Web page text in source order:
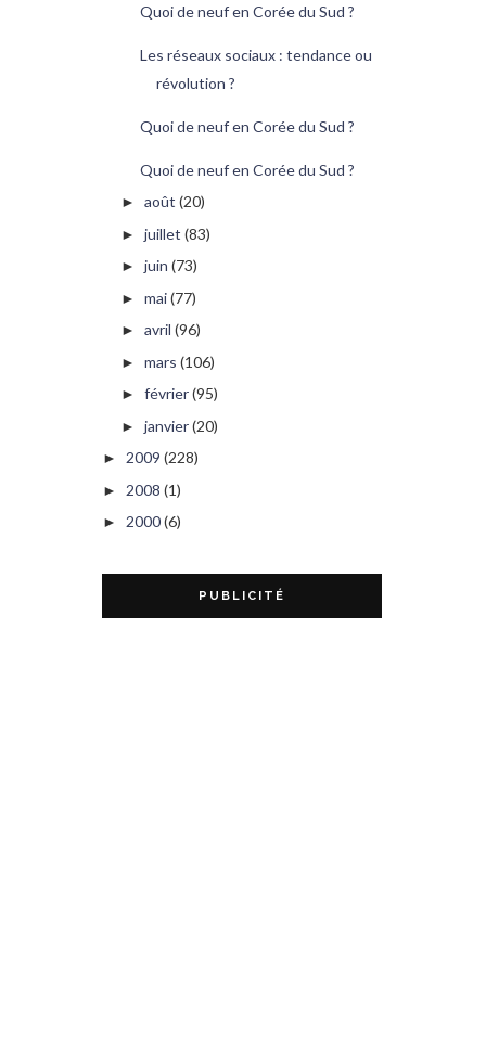
Quoi de neuf en Corée du Sud ?
Les réseaux sociaux : tendance ou
révolution ?
Quoi de neuf en Corée du Sud ?
Quoi de neuf en Corée du Sud ?
► août (20)
► juillet (83)
► juin (73)
► mai(77)
► avril (96)
► mars (106)
► février(95)
► janvier(20)
► 2009 (228)
► 2008 (1)
► 2000(6)
PUBLICITÉ